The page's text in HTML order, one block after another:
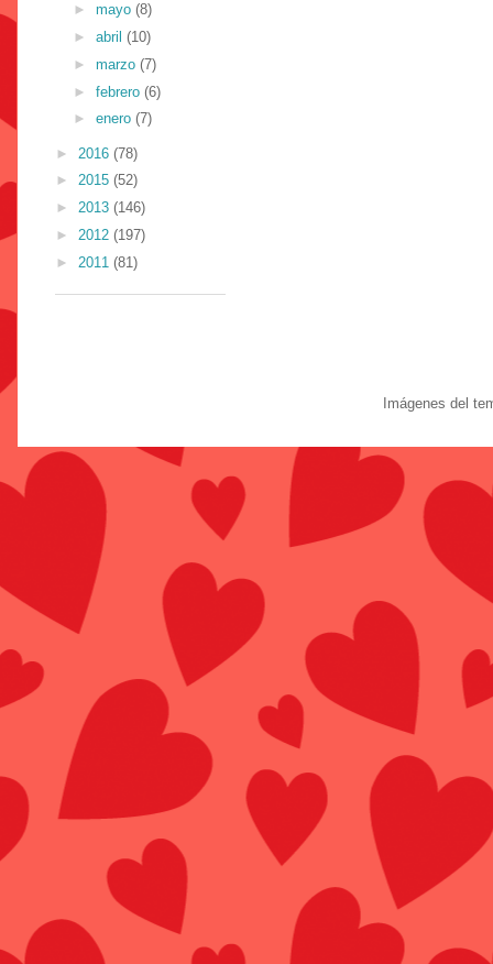
► mayo (8)
► abril (10)
► marzo (7)
► febrero (6)
► enero (7)
► 2016 (78)
► 2015 (52)
► 2013 (146)
► 2012 (197)
► 2011 (81)
Imágenes del